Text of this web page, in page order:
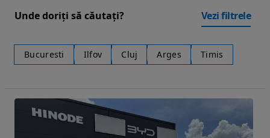
Unde doriți să căutați? Vezi filtrele
Bucuresti Ilfov Cluj Arges Timis